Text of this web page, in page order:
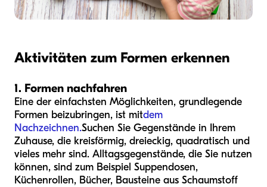
Aktivitäten zum Formen erkennen
1. Formen nachfahren
Eine der einfachsten Möglichkeiten, grundlegende
Formen beizubringen, ist mitdem
Nachzeichnen.Suchen Sie Gegenstände in Ihrem
Zuhause, die kreisförmig, dreieckig, quadratisch und
vieles mehr sind. Alltagsgegenstände, die Sie nutzen
können, sind zum Beispiel Suppendosen,
Küchenrollen, Bücher, Bausteine aus Schaumstoff